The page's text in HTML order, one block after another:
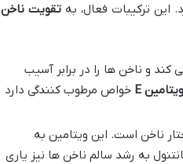
این ترکیبات فعال، به تقویت ناخن
و ناخن ها را در برابر آسیب
ویتامین E
خواص مرطوب کنندگی دارد
ناخن است. این ویتامین به
به رشد سالم ناخن ها نیز یاری